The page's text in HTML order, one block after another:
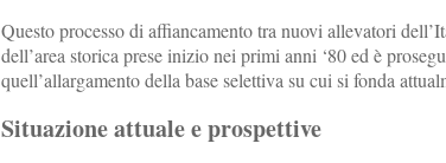
Questo processo di affiancamento tra nuovi allevatori
dell’area storica prese inizio nei primi anni ‘80 ed è
quell’allargamento della base selettiva su cui si fonda
Situazione attuale e prospettive